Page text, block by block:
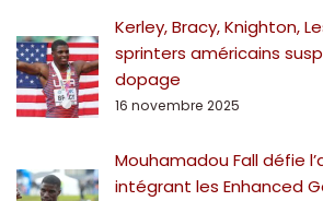
Kerley, Bracy, Knighton,
sprinters américains
dopage
16 novembre 2025
Mouhamadou Fall défie
intégrant les Enhanced